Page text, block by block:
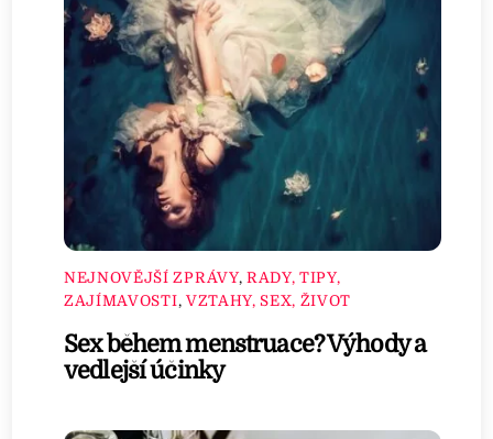
NEJNOVĚJŠÍ ZPRÁVY, RADY, TIPY,
ZAJÍMAVOSTI, VZTAHY, SEX, ŽIVOT
Sex během menstruace? Výhody a
vedlejší účinky